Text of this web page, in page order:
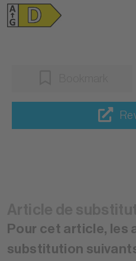
Pour cet article, les
substitution